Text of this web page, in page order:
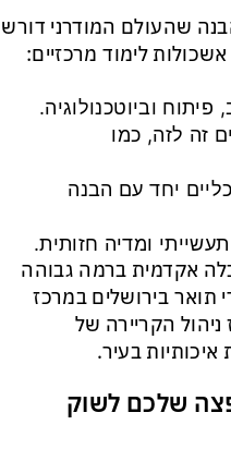
שהעולם המודרני דורש
לימוד מרכזיים:
וביוטכנולוגיה.
זה לזה, כמו
יחד עם הבנה
ומדיה חזותית.
אקדמית ברמה גבוהה
בירושלים במרכז
הקריירה של
בעיר.
שלכם לשוק